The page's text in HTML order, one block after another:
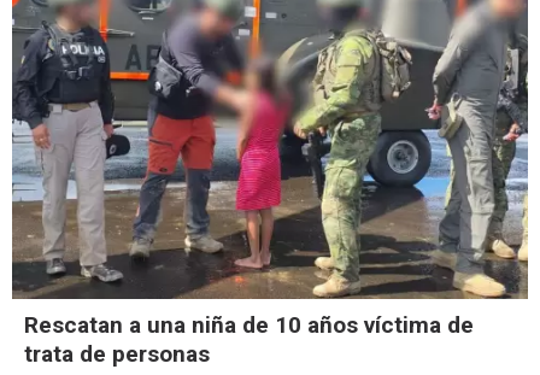
Rescatan a una niña de 10 años víctima de
trata de personas